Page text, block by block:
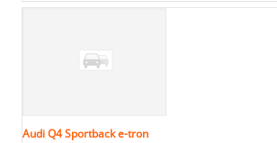
Audi Q4 Sportback e-tron